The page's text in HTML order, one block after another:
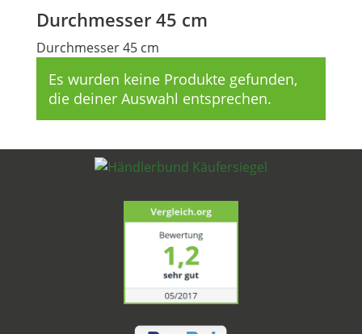
Durchmesser 45 cm
Durchmesser 45 cm
Es wurden keine Produkte gefunden,
die deiner Auswahl entsprechen.